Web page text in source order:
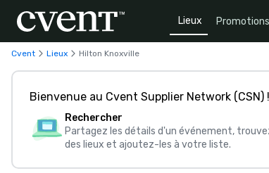
Lieux Promotions
Cvent Lieux Hilton Knoxville
Bienvenue au Cvent Supplier Network
Rechercher
Partagez les détails d'un événement,
des lieux et ajoutez-les à votre liste.